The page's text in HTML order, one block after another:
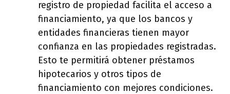
registro de propiedad facilita el acceso a
financiamiento, ya que los bancos y
entidades financieras tienen mayor
confianza en las propiedades registradas.
Esto te permitirá obtener préstamos
hipotecarios y otros tipos de
financiamiento con mejores condiciones.